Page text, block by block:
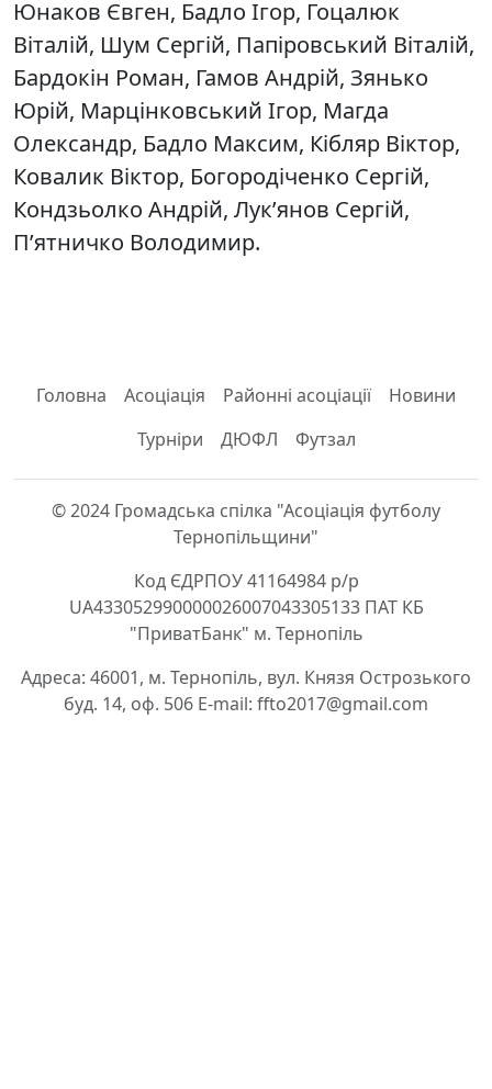
Юнаков Євген, Бадло Ігор, Гоцалюк
Віталій, Шум Сергій, Папіровський Віталій,
Бардокін Роман, Гамов Андрій, Зянько
Юрій, Марцінковський Ігор, Магда
Олександр, Бадло Максим, Кібляр Віктор,
Ковалик Віктор, Богородіченко Сергій,
Кондзьолко Андрій, Лук’янов Сергій,
П’ятничко Володимир.
Головна Асоціація Районні асоціації
Новини
Турніри
ДЮФЛ Футзал
© 2024 Громадська спілка "Асоціація футболу
Тернопільщини"
Код ЄДРПОУ 41164984 р/р
UA433052990000026007043305133 ПАТ КБ
"ПриватБанк" м. Тернопіль
Адреса: 46001, м. Тернопіль, вул. Князя Острозького
буд. 14, оф. 506 E-mail: ffto2017@gmail.com